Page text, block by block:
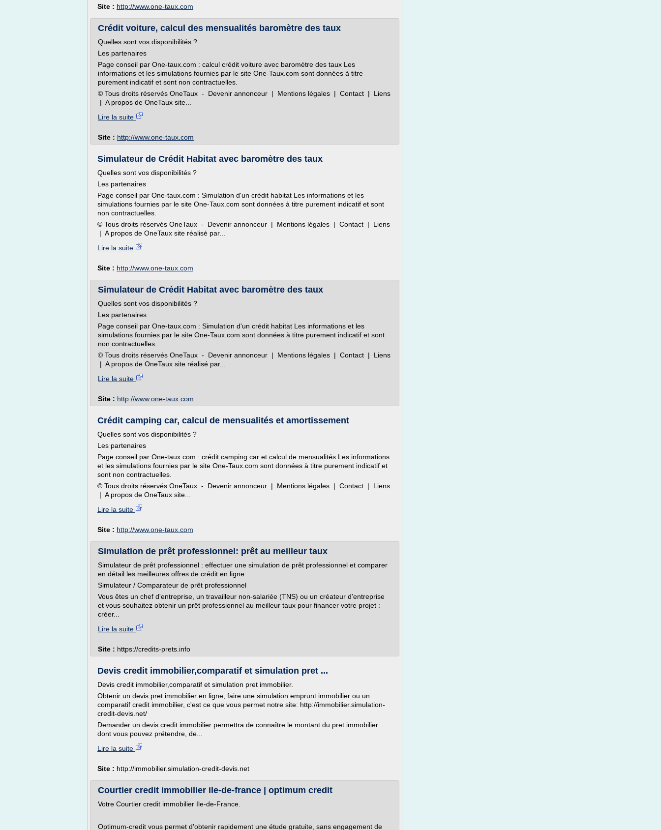
Site : http://www.one-taux.com
Crédit voiture, calcul des mensualités baromètre des taux
Quelles sont vos disponibilités ?
Les partenaires
Page conseil par One-taux.com : calcul crédit voiture avec baromètre des taux Les
informations et les simulations fournies par le site One-Taux.com sont données à titre
purement indicatif et sont non contractuelles.
© Tous droits réservés OneTaux - Devenir annonceur | Mentions légales | Contact | Liens
| A propos de OneTaux site...
Lire la suite
Site : http://www.one-taux.com
Simulateur de Crédit Habitat avec baromètre des taux
Quelles sont vos disponibilités ?
Les partenaires
Page conseil par One-taux.com : Simulation d'un crédit habitat Les informations et les
simulations fournies par le site One-Taux.com sont données à titre purement indicatif et sont
non contractuelles.
© Tous droits réservés OneTaux - Devenir annonceur | Mentions légales | Contact | Liens
| A propos de OneTaux site réalisé par...
Lire la suite
Site : http://www.one-taux.com
Simulateur de Crédit Habitat avec baromètre des taux
Quelles sont vos disponibilités ?
Les partenaires
Page conseil par One-taux.com : Simulation d'un crédit habitat Les informations et les
simulations fournies par le site One-Taux.com sont données à titre purement indicatif et sont
non contractuelles.
© Tous droits réservés OneTaux - Devenir annonceur | Mentions légales | Contact | Liens
| A propos de OneTaux site réalisé par...
Lire la suite
Site : http://www.one-taux.com
Crédit camping car, calcul de mensualités et amortissement
Quelles sont vos disponibilités ?
Les partenaires
Page conseil par One-taux.com : crédit camping car et calcul de mensualités Les informations
et les simulations fournies par le site One-Taux.com sont données à titre purement indicatif et
sont non contractuelles.
© Tous droits réservés OneTaux - Devenir annonceur | Mentions légales | Contact | Liens
| A propos de OneTaux site...
Lire la suite
Site : http://www.one-taux.com
Simulation de prêt professionnel: prêt au meilleur taux
Simulateur de prêt professionnel : effectuer une simulation de prêt professionnel et comparer
en détail les meilleures offres de crédit en ligne
Simulateur / Comparateur de prêt professionnel
Vous êtes un chef d'entreprise, un travailleur non-salariée (TNS) ou un créateur d'entreprise
et vous souhaitez obtenir un prêt professionnel au meilleur taux pour financer votre projet :
créer...
Lire la suite
Site : https://credits-prets.info
Devis credit immobilier,comparatif et simulation pret ...
Devis credit immobilier,comparatif et simulation pret immobilier.
Obtenir un devis pret immobilier en ligne, faire une simulation emprunt immobilier ou un
comparatif credit immobilier, c'est ce que vous permet notre site: http://immobilier.simulation-
credit-devis.net/
Demander un devis credit immobilier permettra de connaître le montant du pret immobilier
dont vous pouvez prétendre, de...
Lire la suite
Site : http://immobilier.simulation-credit-devis.net
Courtier credit immobilier ile-de-france | optimum credit
Votre Courtier credit immobilier Ile-de-France.
Optimum-credit vous permet d'obtenir rapidement une étude gratuite, sans engagement de